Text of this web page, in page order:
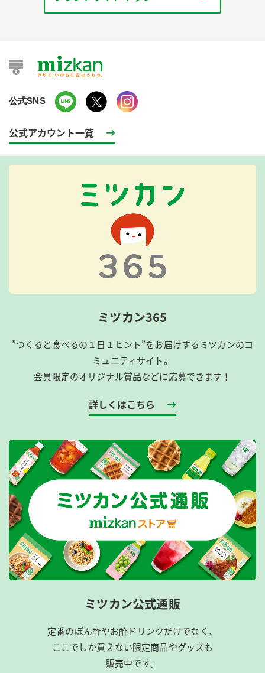
公式SNS
公式アカウント一覧
ミツカン365
”つくると食べるの１日１ヒント”をお届けするミツカンのコ
ミュニティサイト。
会員限定のオリジナル賞品などに応募できます！
詳しくはこちら
ミツカン公式通販
定番のぽん酢やお酢ドリンクだけでなく、
ここでしか買えない限定商品やグッズも
販売中です。